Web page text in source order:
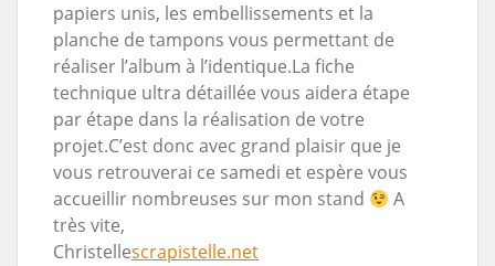
papiers unis, les embellissements et la
planche de tampons vous permettant de
réaliser l’album à l’identique.La fiche
technique ultra détaillée vous aidera étape
par étape dans la réalisation de votre
projet.C’est donc avec grand plaisir que je
vous retrouverai ce samedi et espère vous
accueillir nombreuses sur mon stand
A
très vite,
Christellescrapistelle.net